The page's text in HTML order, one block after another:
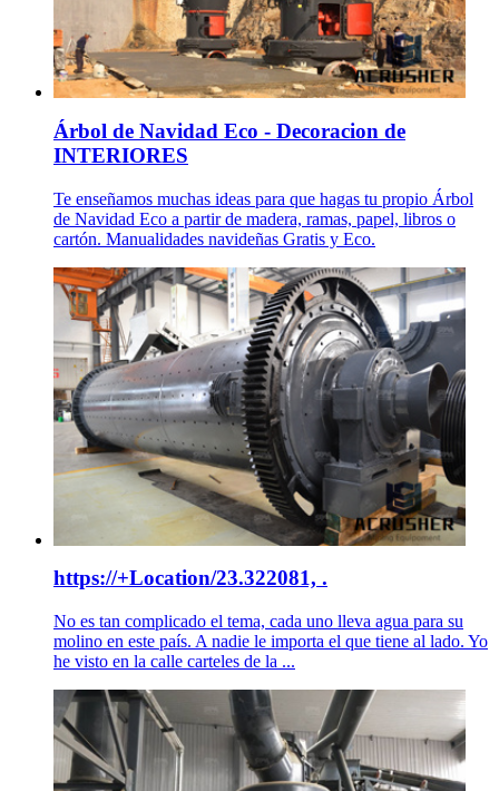
Árbol de Navidad Eco - Decoracion de
INTERIORES
Te enseñamos muchas ideas para que hagas tu propio Árbol
de Navidad Eco a partir de madera, ramas, papel, libros o
cartón. Manualidades navideñas Gratis y Eco.
https://+Location/23.322081, .
No es tan complicado el tema, cada uno lleva agua para su
molino en este país. A nadie le importa el que tiene al lado. Yo
he visto en la calle carteles de la ...